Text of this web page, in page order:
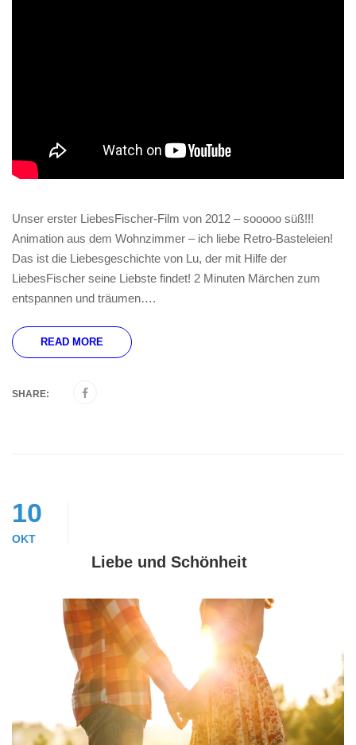
Unser erster LiebesFischer-Film von 2012 – sooooo süß!!!
Animation aus dem Wohnzimmer – ich liebe Retro-Basteleien!
Das ist die Liebesgeschichte von Lu, der mit Hilfe der
LiebesFischer seine Liebste findet! 2 Minuten Märchen zum
entspannen und träumen….
READ MORE
SHARE:
10
OKT
Liebe und Schönheit